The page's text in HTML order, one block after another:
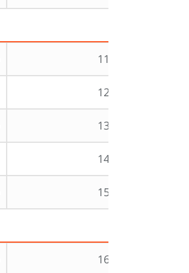
110,75 Euro
121,83 Euro
132,90 Euro
143,98 Euro
155,05 Euro
166,13 Euro